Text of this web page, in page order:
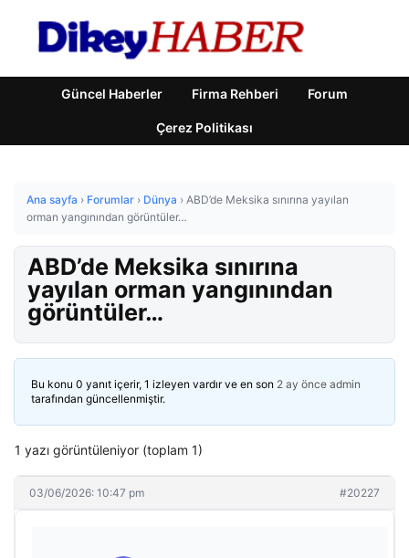
Güncel Haberler Firma Rehberi Forum
Çerez Politikası
Ana sayfa › Forumlar › Dünya › ABD’de Meksika sınırına yayılan
orman yangınından görüntüler…
ABD’de Meksika sınırına
yayılan orman yangınından
görüntüler…
Bu konu 0 yanıt içerir, 1 izleyen vardır ve en son 2 ay önce admin
tarafından güncellenmiştir.
1 yazı görüntüleniyor (toplam 1)
03/06/2026: 10:47 pm #20227